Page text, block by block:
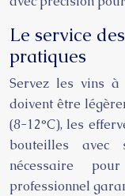
Le service
pratiques
Servez les vins
doivent être
(8-12°C), les
bouteilles avec
nécessaire
professionnel